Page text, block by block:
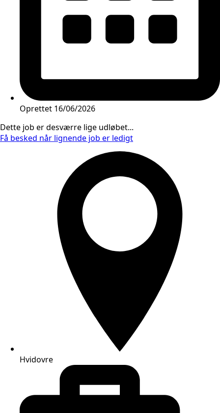
Oprettet 16/06/2026
Dette job er desværre lige udløbet...
Få besked når lignende job er ledigt
Hvidovre